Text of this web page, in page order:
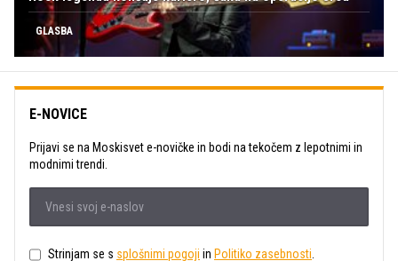
GLASBA
E-NOVICE
Prijavi se na Moskisvet e-novičke in bodi na tekočem z lepotnimi in
modnimi trendi.
Strinjam se s splošnimi pogoji in Politiko zasebnosti.